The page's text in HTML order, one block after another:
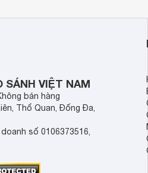
SÁNH VIỆT NAM
bán hàng
Thổ Quan, Đống Đa,
số 0106373516,